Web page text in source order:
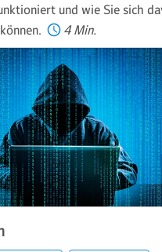
und wie Sie sich
4 Min.